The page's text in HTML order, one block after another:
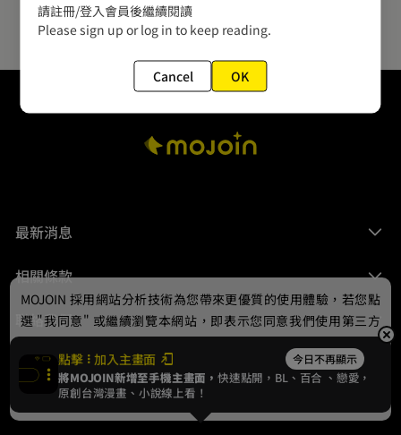
最新消息
相關條款
聯絡我們
© 2024 gamania Digital Entertainment Co., Ltd.
點擊 加入主畫面 今日不再顯示
將MOJOIN新增至手機主畫面，快速點開，BL、 百合 、戀愛，
原創台灣漫畫、小說線上看！
MOJOIN 採用網站分析技術為您帶來更優質的使用體驗，若您點
選 "我同意" 或繼續瀏覽本網站，即表示您同意我們使用第三方
Cookie，欲瞭解更多資訊請見隱私權政策。
我同意
請註冊/登入會員後繼續閱讀
Please sign up or log in to keep reading.
Cancel OK